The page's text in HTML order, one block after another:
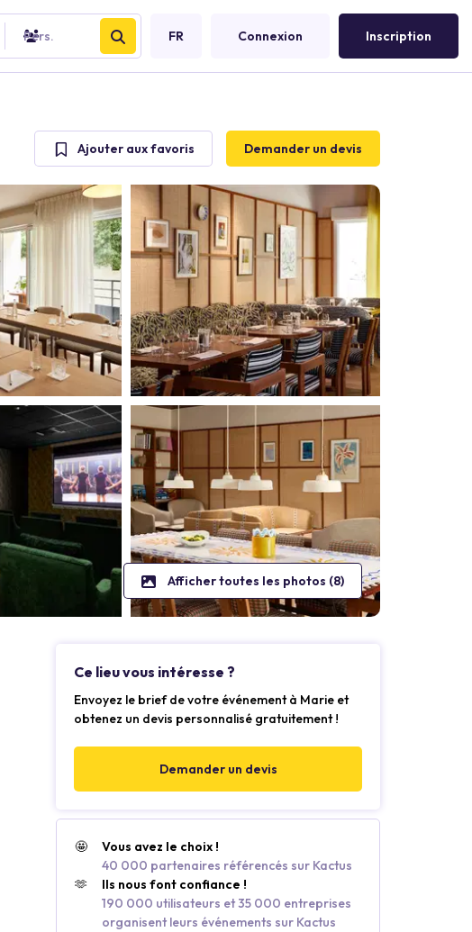
Pers. FR Connexion Inscription
Ajouter aux favoris Demander un devis
Afficher toutes les photos (8)
Ce lieu vous intéresse ?
Envoyez le brief de votre événement à Marie et
obtenez un devis personnalisé gratuitement !
Demander un devis
🤩
Vous avez le choix !
40 000 partenaires référencés sur Kactus
🫶
Ils nous font confiance !
190 000 utilisateurs et 35 000 entreprises
organisent leurs événements sur Kactus